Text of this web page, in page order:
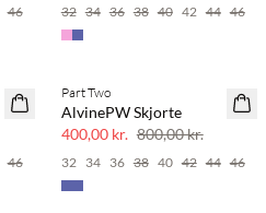
46 32 34 36 38 40 42 44 46
46
SAVE20
Part Two
AlvinePW Skjorte
400,00 kr. 800,00 kr.
32 34 36 38 40 42 44 46